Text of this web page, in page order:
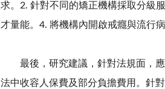
求。2. 針對不同的矯正機構採取分級
才量能。4. 將機構內開啟戒癮與流行
最後，研究建議，針對法規面，應
法中收容人保費及部分負擔費用。針